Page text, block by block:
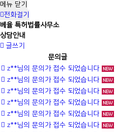
메뉴 닫기
전화걸기
베율 특허법률사무소
상담안내
글쓰기
문의글
z**님의 문의가 접수 되었습니다
z**님의 문의가 접수 되었습니다
z**님의 문의가 접수 되었습니다
z**님의 문의가 접수 되었습니다
z**님의 문의가 접수 되었습니다
z**님의 문의가 접수 되었습니다